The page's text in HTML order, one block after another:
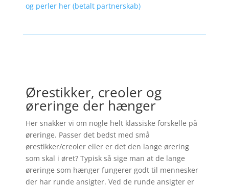
og perler her (betalt partnerskab)
Ørestikker, creoler og
øreringe der hænger
Her snakker vi om nogle helt klassiske forskelle på
øreringe. Passer det bedst med små
ørestikker/creoler eller er det den lange ørering
som skal i øret? Typisk så sige man at de lange
øreringe som hænger fungerer godt til mennesker
der har runde ansigter. Ved de runde ansigter er